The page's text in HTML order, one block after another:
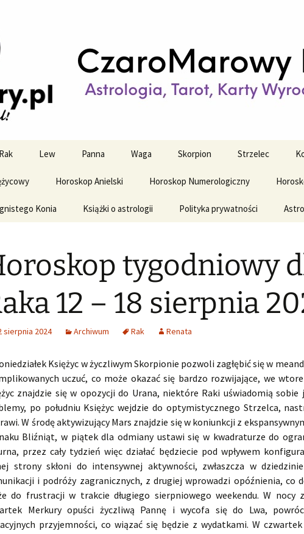
horoskop
i tygodniowy
astrologiczne
Rak Lew Panna Waga Skorpion Strzelec
Horoskop Anielski Horoskop Numerologiczny
Konia Książki o astrologii Polityka prywatności
tygodniowy
12 – 18 sierpnia
sierpnia 2024 Archiwum Rak Renata
Księżyc w życzliwym Skorpionie pozwoli zagłębić się w
uczuć, co może okazać się bardzo rozwijające, we
znajdzie się w opozycji do Urana, niektóre Raki uświadomią sobie
po południu Księżyc wejdzie do optymistycznego Strzelca,
W środę aktywizujący Mars znajdzie się w koniunkcji z
Bliźniąt, w piątek dla odmiany ustawi się w kwadraturze do
przez cały tydzień więc działać będziecie pod wpływem
strony skłoni do intensywnej aktywności, zwłaszcza w
i podróży zagranicznych, z drugiej wprowadzi opóźnienia, co
do frustracji w trakcie długiego sierpniowego weekendu. W nocy
Merkury opuści życzliwą Pannę i wycofa się do Lwa,
przyjemności, co wiązać się będzie z wydatkami. W